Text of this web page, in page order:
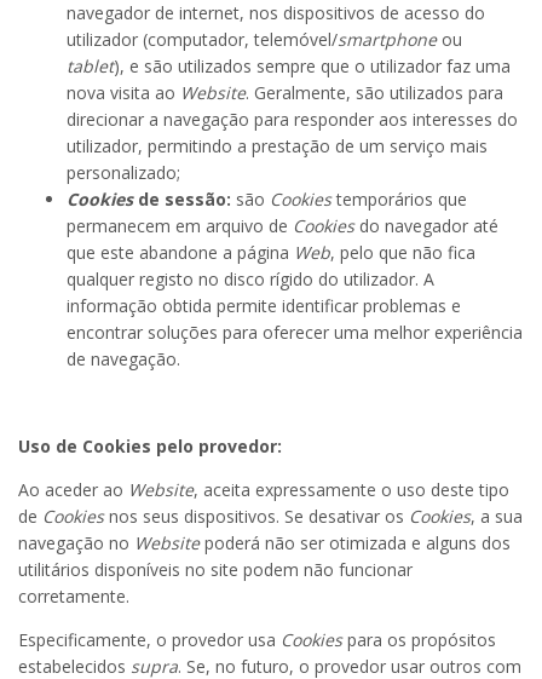
navegador de internet, nos dispositivos de acesso do
utilizador (computador, telemóvel/smartphoneou
tablet), e são utilizados sempre que o utilizador faz uma
nova visita ao Website. Geralmente, são utilizados para
direcionar a navegação para responder aos interesses do
utilizador, permitindo a prestação de um serviço mais
personalizado;
Cookiesde sessão: são Cookiestemporários que
permanecem em arquivo de Cookiesdo navegador até
que este abandone a página Web, pelo que não fica
qualquer registo no disco rígido do utilizador. A
informação obtida permite identificar problemas e
encontrar soluções para oferecer uma melhor experiência
de navegação.
Uso de Cookies pelo provedor:
Ao aceder ao Website, aceita expressamente o uso deste tipo
de Cookiesnos seus dispositivos. Se desativar os Cookies, a sua
navegação no Websitepoderá não ser otimizada e alguns dos
utilitários disponíveis no site podem não funcionar
corretamente.
Especificamente, o provedor usa Cookiespara os propósitos
estabelecidos supra. Se, no futuro, o provedor usar outros com